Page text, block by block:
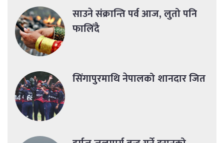
साउने संक्रान्ति पर्व आज, लुतो पनि
फालिँदै
सिंगापुरमाथि नेपालको शानदार जित